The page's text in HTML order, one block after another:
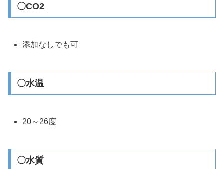
〇CO2
添加なしでも可
〇水温
20～26度
〇水質